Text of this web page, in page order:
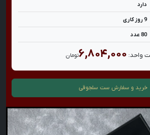
دارد
9 روز کاری
80 عدد
واحد: ۶,۸۰۴,۰۰۰تومان
خرید و سفارش ست سلجوقی